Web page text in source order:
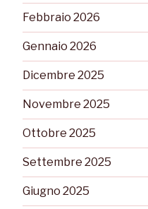
Febbraio 2026
Gennaio 2026
Dicembre 2025
Novembre 2025
Ottobre 2025
Settembre 2025
Giugno 2025